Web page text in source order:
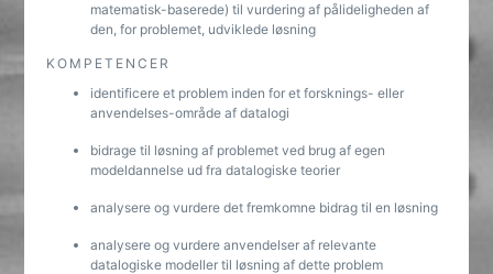
matematisk-baserede) til vurdering af pålideligheden af
den, for problemet, udviklede løsning
KOMPETENCER
identificere et problem inden for et forsknings- eller
anvendelses-område af datalogi
bidrage til løsning af problemet ved brug af egen
modeldannelse ud fra datalogiske teorier
analysere og vurdere det fremkomne bidrag til en løsning
analysere og vurdere anvendelser af relevante
datalogiske modeller til løsning af dette problem